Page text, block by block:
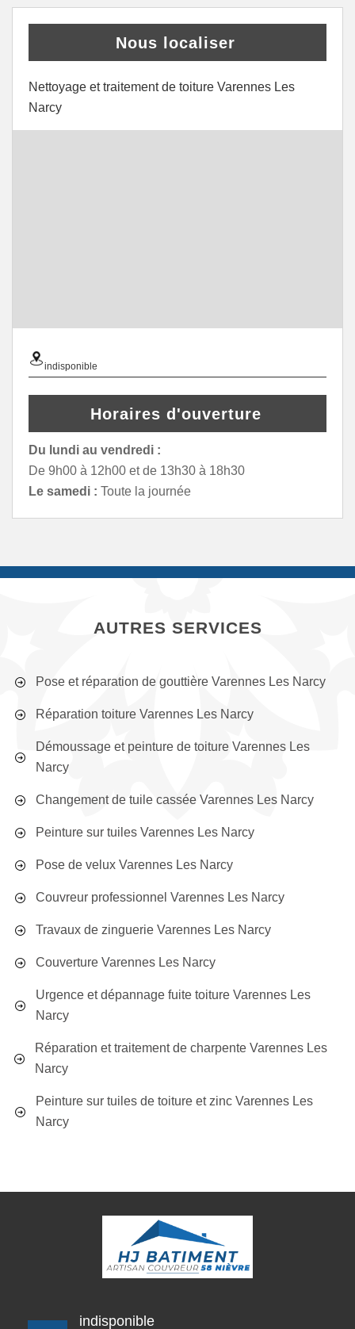
Nous localiser
Nettoyage et traitement de toiture Varennes Les
Narcy
indisponible
Horaires d'ouverture
Du lundi au vendredi :
De 9h00 à 12h00 et de 13h30 à 18h30
Le samedi : Toute la journée
AUTRES SERVICES
Pose et réparation de gouttière Varennes Les Narcy
Réparation toiture Varennes Les Narcy
Démoussage et peinture de toiture Varennes Les
Narcy
Changement de tuile cassée Varennes Les Narcy
Peinture sur tuiles Varennes Les Narcy
Pose de velux Varennes Les Narcy
Couvreur professionnel Varennes Les Narcy
Travaux de zinguerie Varennes Les Narcy
Couverture Varennes Les Narcy
Urgence et dépannage fuite toiture Varennes Les
Narcy
Réparation et traitement de charpente Varennes Les
Narcy
Peinture sur tuiles de toiture et zinc Varennes Les
Narcy
indisponible